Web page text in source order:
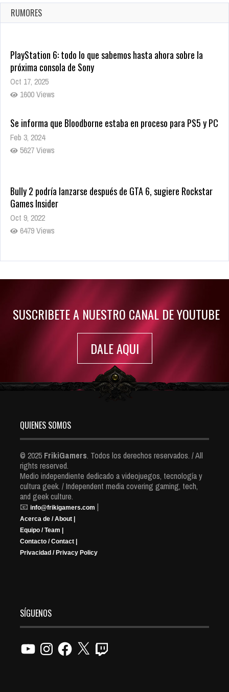
Ago 8, 2021
10001 Views
RUMORES
PlayStation 6: todo lo que sabemos hasta ahora sobre la
próxima consola de Sony
Oct 17, 2025
1600 Views
Se informa que Bloodborne estaba en proceso para PS5 y PC
Feb 3, 2024
5627 Views
Bully 2 podría lanzarse después de GTA 6, sugiere Rockstar
Games Insider
Oct 9, 2022
6479 Views
Rumor: Se filtran los primeros detalles de Resident Evil 9
SUSCRIBETE A NUESTRO CANAL DE YOUTUBE
DALE AQUI
QUIENES SOMOS
© 2025 FrikiGamers. Todos los derechos reservados. / All
rights reserved.
Medio independiente dedicado a videojuegos, tecnología y
cultura geek. / Independent media covering gaming, tech,
and geek culture.
📧 info@frikigamers.com |
Acerca de / About |
Equipo / Team |
Contacto / Contact |
Privacidad / Privacy Policy
SÍGUENOS
YouTubeInstagramFacebook
X Twitch